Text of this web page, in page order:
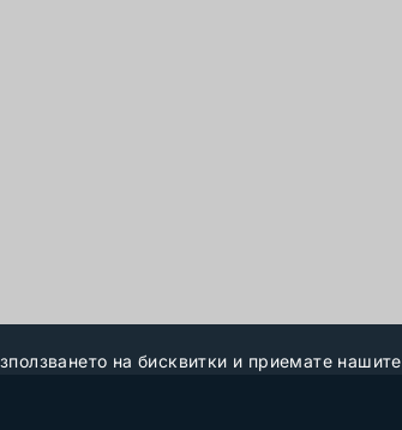
на бисквитки и приемате нашите